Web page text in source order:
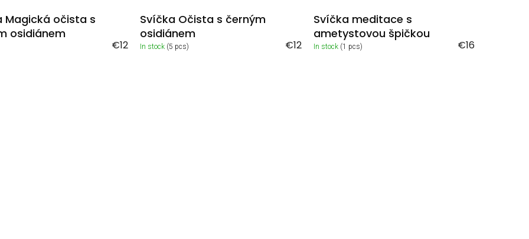
Magická očista s
osidiánem
€12
Svíčka Očista s černým
osidiánem
In stock (5 pcs) €12
Svíčka meditace s
ametystovou špičkou
In stock (1 pcs) €16